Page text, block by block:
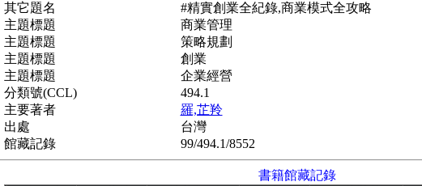
其它題名
#精實創業全紀錄,商業模式全攻略
主題標題
商業管理
主題標題
策略規劃
主題標題
創業
主題標題
企業經營
分類號(CCL)
494.1
主要著者
羅,芷羚
出處
台灣
館藏記錄
99/494.1/8552
書籍館藏記錄